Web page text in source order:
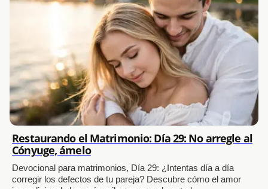
Restaurando el Matrimonio: Día 29: No arregle al
Cónyuge, ámelo
Devocional para matrimonios, Día 29: ¿Intentas día a día
corregir los defectos de tu pareja? Descubre cómo el amor